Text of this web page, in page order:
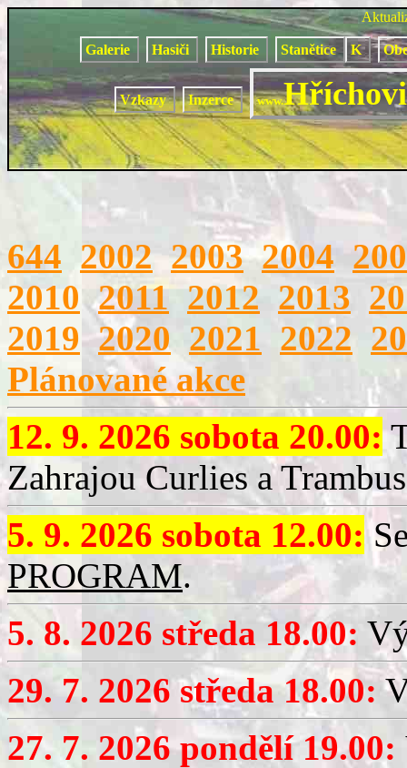
Galerie Hasiči Historie Stanětice K
Vzkazy Inzerce www.
644 2002 2003 2004
2010 2011 2012 2013
2019 2020 2021 2022
Plánované akce
12. 9. 2026 sobota 20.00:
Zahrajou Curlies a
5. 9. 2026 sobota 12.00:
PROGRAM.
5. 8. 2026 středa 18.00:
29. 7. 2026 středa 18.00:
27. 7. 2026 pondělí 19.00: